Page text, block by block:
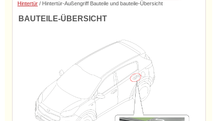
Hintertür / Hintertür-Außengriff Bauteile und bauteile-Übersicht
BAUTEILE-ÜBERSICHT